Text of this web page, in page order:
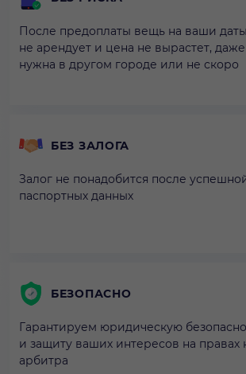
После предоплаты вещь на ваши
не арендует и цена не вырастет,
нужна в другом городе или не скоро
БЕЗ ЗАЛОГА
Залог не понадобится после
паспортных данных
БЕЗОПАСНО
Гарантируем юридическую
и защиту ваших интересов на правах
арбитра